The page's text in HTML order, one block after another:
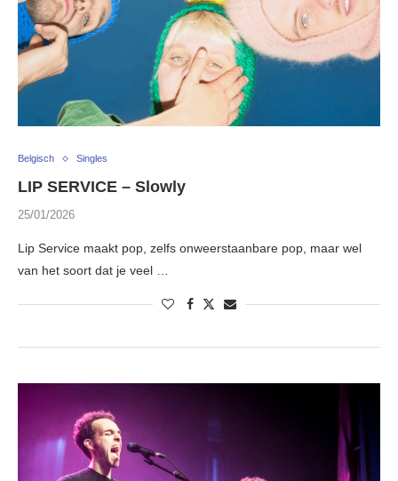
Belgisch Singles
LIP SERVICE – Slowly
25/01/2026
Lip Service maakt pop, zelfs onweerstaanbare pop, maar wel
van het soort dat je veel …